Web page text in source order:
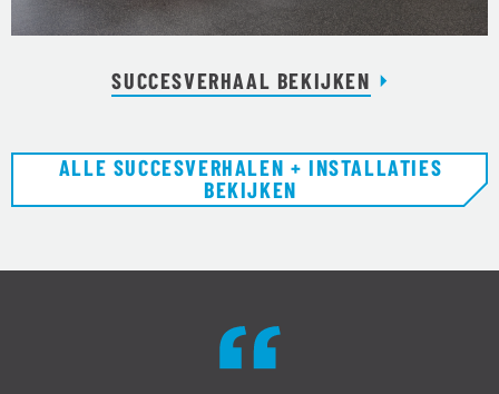
SUCCESVERHAAL BEKIJKEN
ALLE SUCCESVERHALEN + INSTALLATIES
BEKIJKEN